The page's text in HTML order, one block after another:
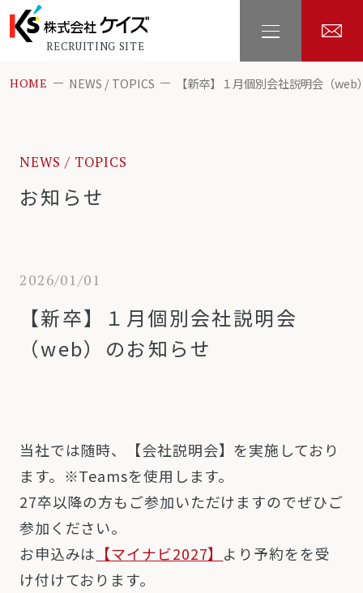
RECRUITING SITE
HOME NEWS / TOPICS 【新卒】１月個別会社説明会（web
NEWS / TOPICS
お知らせ
2026/01/01
【新卒】１月個別会社説明会
（web）のお知らせ
当社では随時、【会社説明会】を実施しており
ます。※Teamsを使用します。
27卒以降の方もご参加いただけますのでぜひご
参加ください。
お申込みは 【マイナビ2027】 より予約をを受
け付けております。